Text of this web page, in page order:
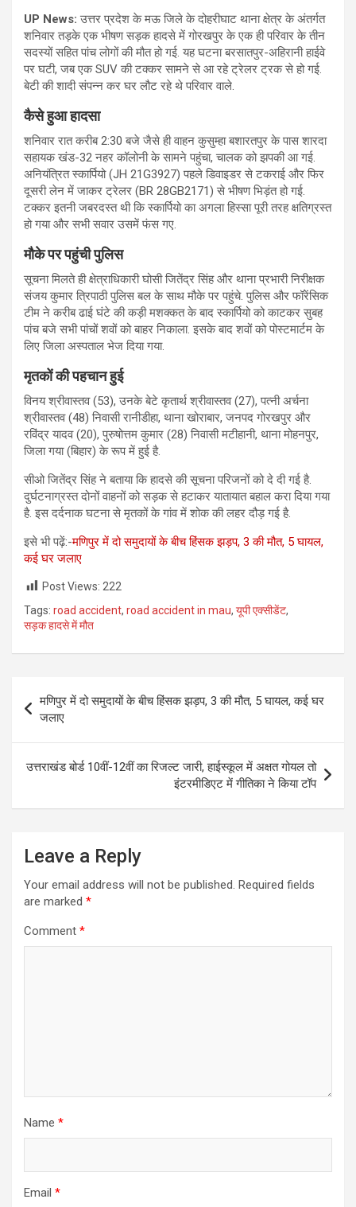
UP News:उत्तर प्रदेश के मऊ जिले के दोहरीघाट थाना क्षेत्र के अंतर्गत
शनिवार तड़के एक भीषण सड़क हादसे में गोरखपुर के एक ही परिवार के तीन
सदस्यों सहित पांच लोगों की मौत हो गई. यह घटना बरसातपुर-अहिरानी हाईवे
पर घटी, जब एक SUV की टक्कर सामने से आ रहे ट्रेलर ट्रक से हो गई.
बेटी की शादी संपन्न कर घर लौट रहे थे परिवार वाले.
कैसे हुआ हादसा
शनिवार रात करीब 2:30 बजे जैसे ही वाहन कुसुम्हा बशारतपुर के पास शारदा
सहायक खंड-32 नहर कॉलोनी के सामने पहुंचा, चालक को झपकी आ गई.
अनियंत्रित स्कार्पियो (JH 21G3927) पहले डिवाइडर से टकराई और फिर
दूसरी लेन में जाकर ट्रेलर (BR 28GB2171) से भीषण भिड़ंत हो गई.
टक्कर इतनी जबरदस्त थी कि स्कार्पियो का अगला हिस्सा पूरी तरह क्षतिग्रस्त
हो गया और सभी सवार उसमें फंस गए.
मौके पर पहुंची पुलिस
सूचना मिलते ही क्षेत्राधिकारी घोसी जितेंद्र सिंह और थाना प्रभारी निरीक्षक
संजय कुमार त्रिपाठी पुलिस बल के साथ मौके पर पहुंचे. पुलिस और फॉरेंसिक
टीम ने करीब ढाई घंटे की कड़ी मशक्कत के बाद स्कार्पियो को काटकर सुबह
पांच बजे सभी पांचों शवों को बाहर निकाला. इसके बाद शवों को पोस्टमार्टम के
लिए जिला अस्पताल भेज दिया गया.
मृतकों की पहचान हुई
विनय श्रीवास्तव (53), उनके बेटे कृतार्थ श्रीवास्तव (27), पत्नी अर्चना
श्रीवास्तव (48) निवासी रानीडीहा, थाना खोराबार, जनपद गोरखपुर और
रविंद्र यादव (20), पुरुषोत्तम कुमार (28) निवासी मटीहानी, थाना मोहनपुर,
जिला गया (बिहार) के रूप में हुई है.
सीओ जितेंद्र सिंह ने बताया कि हादसे की सूचना परिजनों को दे दी गई है.
दुर्घटनाग्रस्त दोनों वाहनों को सड़क से हटाकर यातायात बहाल करा दिया गया
है. इस दर्दनाक घटना से मृतकों के गांव में शोक की लहर दौड़ गई है.
इसे भी पढ़ें:-मणिपुर में दो समुदायों के बीच हिंसक झड़प, 3 की मौत, 5 घायल,
कई घर जलाए
Post Views: 222
Tags: road accident, road accident in mau, यूपी एक्सीडेंट,
सड़क हादसे में मौत
Post
navigation
मणिपुर में दो समुदायों के बीच हिंसक झड़प, 3 की मौत, 5 घायल, कई घर
जलाए
उत्तराखंड बोर्ड 10वीं-12वीं का रिजल्ट जारी, हाईस्कूल में अक्षत गोयल तो
इंटरमीडिएट में गीतिका ने किया टॉप
Leave a Reply
Your email address will not be published. Required fields
are marked *
Comment *
Name *
Email *